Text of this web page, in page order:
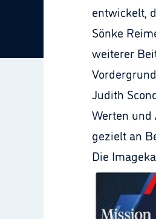
entwickelt,
Sönke
weiterer
Judith
Werten
gezielt an
Die